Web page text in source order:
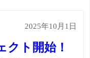
2025年10月1日
クト開始！